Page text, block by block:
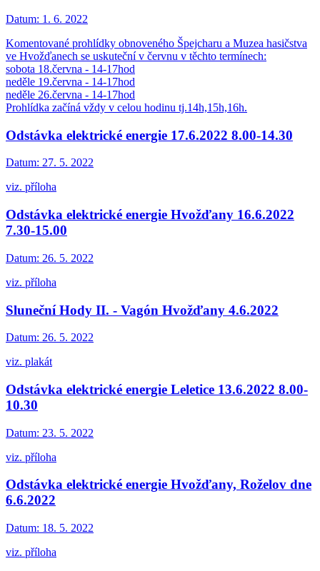
Datum: 1. 6. 2022
Komentované prohlídky obnoveného Špejcharu a Muzea hasičstva
ve Hvožďanech se uskuteční v červnu v těchto termínech:
sobota 18.června - 14-17hod
neděle 19.června - 14-17hod
neděle 26.června - 14-17hod
Prohlídka začíná vždy v celou hodinu tj.14h,15h,16h.
Odstávka elektrické energie 17.6.2022 8.00-14.30
Datum: 27. 5. 2022
viz. příloha
Odstávka elektrické energie Hvožďany 16.6.2022
7.30-15.00
Datum: 26. 5. 2022
viz. příloha
Sluneční Hody II. - Vagón Hvožďany 4.6.2022
Datum: 26. 5. 2022
viz. plakát
Odstávka elektrické energie Leletice 13.6.2022 8.00-
10.30
Datum: 23. 5. 2022
viz. příloha
Odstávka elektrické energie Hvožďany, Roželov dne
6.6.2022
Datum: 18. 5. 2022
viz. příloha